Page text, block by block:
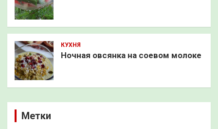
КУХНЯ
Ночная овсянка на соевом молоке
Метки